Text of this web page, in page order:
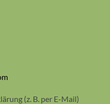
(z. B. per E-Mail)